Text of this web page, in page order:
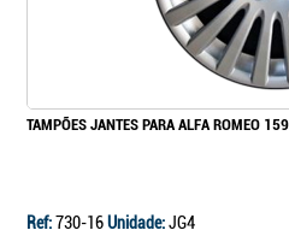
TAMPÕES JANTES PARA ALFA ROMEO
Ref:730-16Unidade:JG4